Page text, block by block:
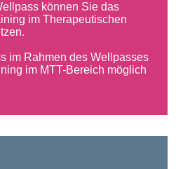
können Sie das
im Therapeutischen
im Rahmen des Wellpasses
im MTT-Bereich möglich